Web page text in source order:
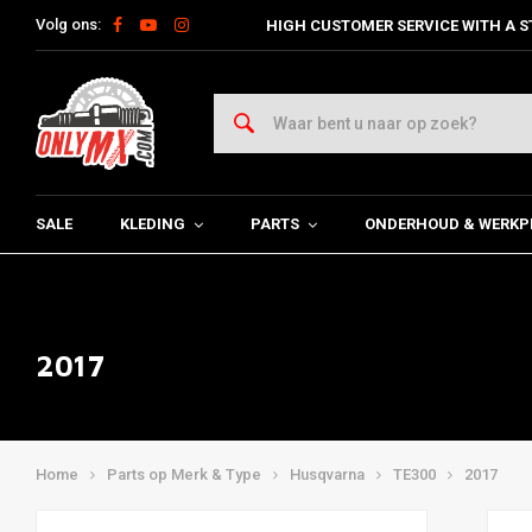
Volg ons: HIGH CUSTOMER SERVICE WITH A
SALE KLEDING PARTS ONDERHOUD &
2017
Home Parts op Merk & Type Husqvarna TE300 2017